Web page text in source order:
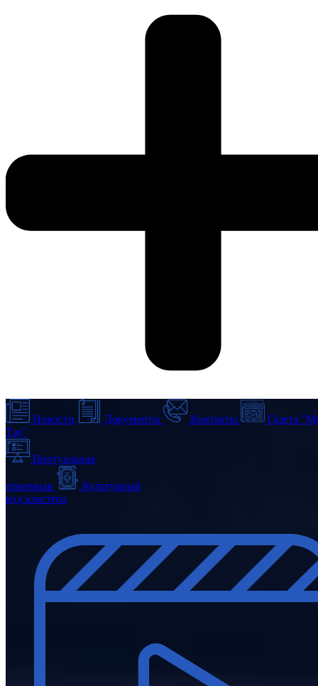
Новости Документы Контакты
Газета
Тау"
Виртуальная
приемная
Культурный
код кластера